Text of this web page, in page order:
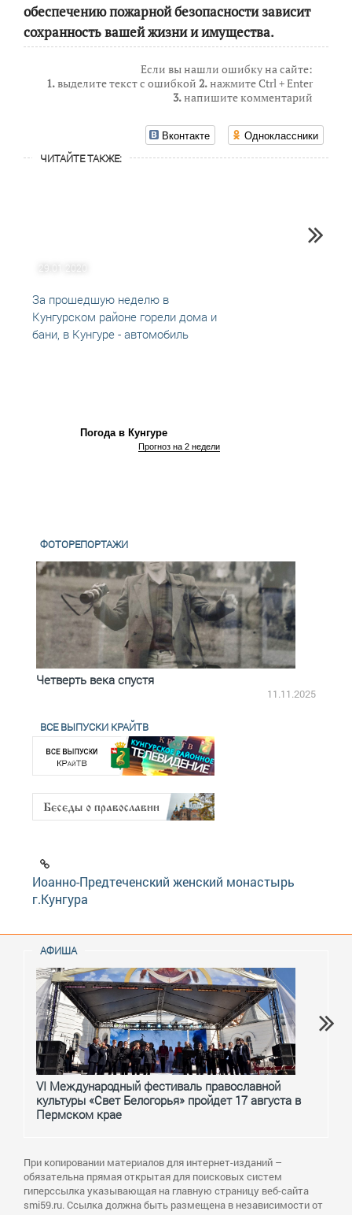
обеспечению пожарной безопасности зависит
сохранность вашей жизни и имущества.
Если вы нашли ошибку на сайте:
1.выделите текст с ошибкой 2.нажмите Ctrl + Enter
3.напишите комментарий
Вконтакте Одноклассники
ЧИТАЙТЕ ТАКЖЕ:
29.01.2020
За прошедшую неделю в
Кунгурском районе горели дома и
бани, в Кунгуре - автомобиль
Погода в Кунгуре
Прогноз на 2 недели
ФОТОРЕПОРТАЖИ
Четверть века спустя
11.11.2025
ВСЕ ВЫПУСКИ КРАЙТВ
Иоанно-Предтеченский женский монастырь
г.Кунгура
АФИША
VI Международный фестиваль православной
культуры «Свет Белогорья» пройдет 17 августа в
Пермском крае
При копировании материалов для интернет-изданий –
обязательна прямая открытая для поисковых систем
гиперссылка указывающая на главную страницу веб-сайта
smi59.ru. Ссылка должна быть размещена в независимости от